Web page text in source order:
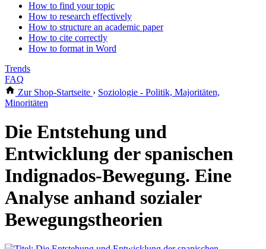
How to find your topic
How to research effectively
How to structure an academic paper
How to cite correctly
How to format in Word
Trends
FAQ
Zur Shop-Startseite › Soziologie - Politik, Majoritäten,
Minoritäten
Die Entstehung und
Entwicklung der spanischen
Indignados-Bewegung. Eine
Analyse anhand sozialer
Bewegungstheorien